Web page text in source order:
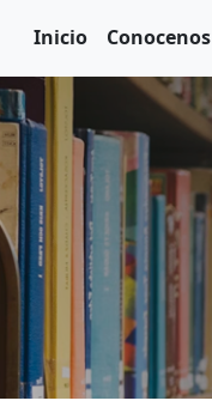
Inicio Conocenos